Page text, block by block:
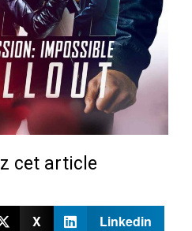
cet article
X
Linkedin